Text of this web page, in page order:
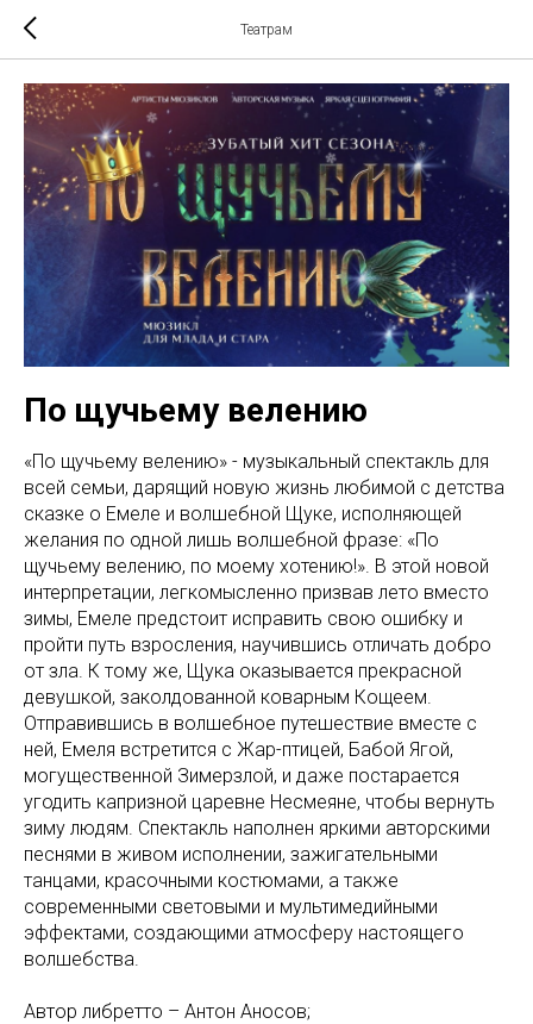
Театрам
По щучьему велению
«По щучьему велению» - музыкальный спектакль для
всей семьи, дарящий новую жизнь любимой с детства
сказке о Емеле и волшебной Щуке, исполняющей
желания по одной лишь волшебной фразе: «По
щучьему велению, по моему хотению!». В этой новой
интерпретации, легкомысленно призвав лето вместо
зимы, Емеле предстоит исправить свою ошибку и
пройти путь взросления, научившись отличать добро
от зла. К тому же, Щука оказывается прекрасной
девушкой, заколдованной коварным Кощеем.
Отправившись в волшебное путешествие вместе с
ней, Емеля встретится с Жар-птицей, Бабой Ягой,
могущественной Зимерзлой, и даже постарается
угодить капризной царевне Несмеяне, чтобы вернуть
зиму людям. Спектакль наполнен яркими авторскими
песнями в живом исполнении, зажигательными
танцами, красочными костюмами, а также
современными световыми и мультимедийными
эффектами, создающими атмосферу настоящего
волшебства.
Автор либретто – Антон Аносов;